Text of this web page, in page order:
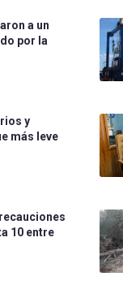
a un
por la
y
más leve
10 entre